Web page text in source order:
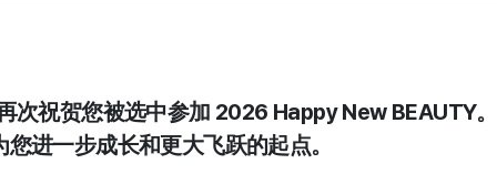
次祝贺您被选中参加 2026 Happy New BEAUTY
进一步成长和更大飞跃的起点。